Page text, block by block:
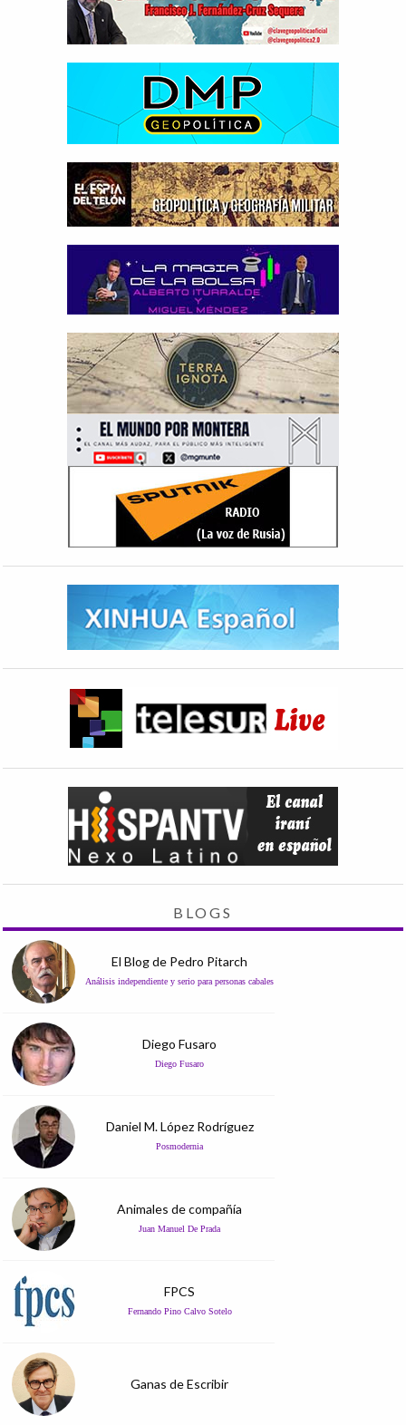
BLOGS
El Blog de Pedro Pitarch
Análisis independiente y serio para personas cabales
Diego Fusaro
Diego Fusaro
Daniel M. López Rodríguez
Posmodernia
Animales de compañía
Juan Manuel De Prada
FPCS
Fernando Pino Calvo Sotelo
Ganas de Escribir